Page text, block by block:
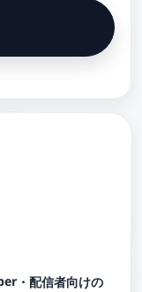
・配信者向けの